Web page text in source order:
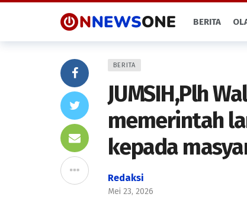
BERITA
BERITA
JUMSIH,Plh
memerintah
kepada
Redaksi
Mei 23, 2026